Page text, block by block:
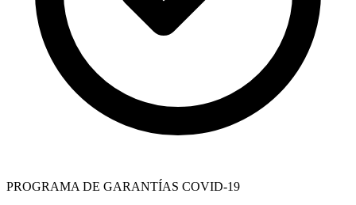
PROGRAMA DE GARANTÍAS COVID-19